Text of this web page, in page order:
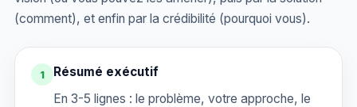
(comment), et enfin par la crédibilité (pourquoi vous).
1
Résumé exécutif
En 3-5 lignes : le problème, votre approche, le